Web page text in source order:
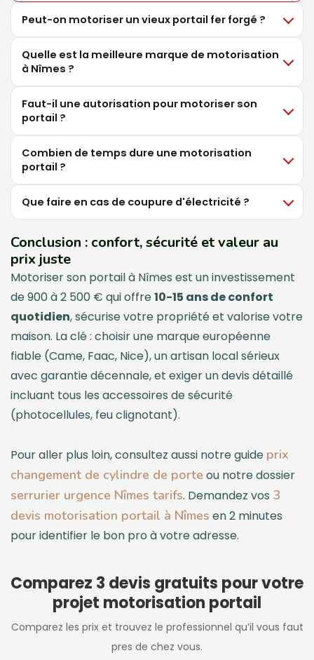
Peut-on motoriser un vieux portail fer forgé ?
Quelle est la meilleure marque de motorisation
à Nîmes ?
Faut-il une autorisation pour motoriser son
portail ?
Combien de temps dure une motorisation
portail ?
Que faire en cas de coupure d'électricité ?
Conclusion : confort, sécurité et valeur au
prix juste
Motoriser son portail à Nîmes est un investissement
de 900 à 2 500 € qui offre10-15 ans de confort
quotidien, sécurise votre propriété et valorise votre
maison. La clé : choisir une marque européenne
fiable (Came, Faac, Nice), un artisan local sérieux
avec garantie décennale, et exiger un devis détaillé
incluant tous les accessoires de sécurité
(photocellules, feu clignotant).
Pour aller plus loin, consultez aussi notre guide prix
changement de cylindre de porte ou notre dossier
serrurier urgence Nîmes tarifs. Demandez vos 3
devis motorisation portail à Nîmes en 2 minutes
pour identifier le bon pro à votre adresse.
Comparez 3 devis gratuits pour votre
projet motorisation portail
Comparez les prix et trouvez le professionnel qu’il vous faut
pres de chez vous.